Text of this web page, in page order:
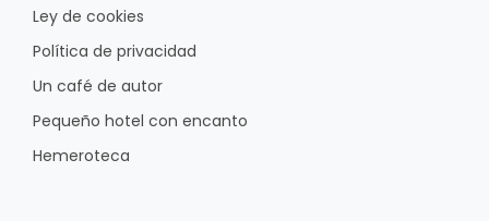
Ley de cookies
Política de privacidad
Un café de autor
Pequeño hotel con encanto
Hemeroteca